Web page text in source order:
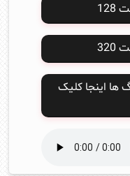
ها اینجا کلیک